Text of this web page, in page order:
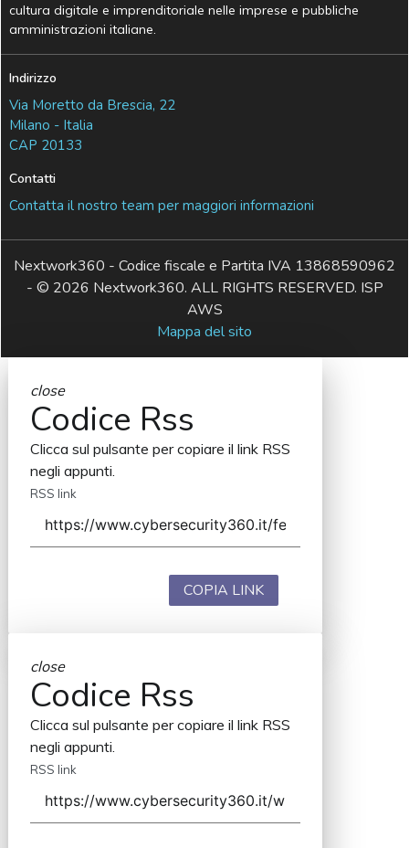
cultura digitale e imprenditoriale nelle imprese e pubbliche
amministrazioni italiane.
Indirizzo
Via Moretto da Brescia, 22
Milano - Italia
CAP 20133
Contatti
Contatta il nostro team per maggiori informazioni
Nextwork360 - Codice fiscale e Partita IVA 13868590962
- © 2026 Nextwork360. ALL RIGHTS RESERVED. ISP
AWS
Mappa del sito
close
Codice Rss
Clicca sul pulsante per copiare il link RSS
negli appunti.
RSS link
COPIA LINK
close
Codice Rss
Clicca sul pulsante per copiare il link RSS
negli appunti.
RSS link